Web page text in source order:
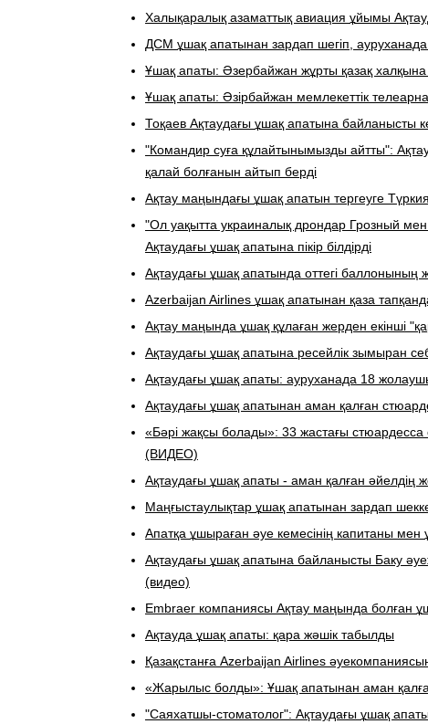
Халықаралық азаматтық авиация ұйымы
ДСМ ұшақ апатынан зардап шегіп,
Ұшақ апаты: Әзербайжан жұрты қазақ
Ұшақ апаты: Әзірбайжан мемлекеттік
Тоқаев Ақтаудағы ұшақ апатына байланысты
"Командир суға құлайтынымызды айтты":
қалай болғанын айтып берді
​Ақтау маңындағы ұшақ апатын тергеуге
"Ол уақытта украиналық дрондар Грозный
Ақтаудағы ұшақ апатына пікір білдірді
Ақтаудағы ұшақ апатында оттегі
Azerbaijan Airlines ұшақ апатынан қаза
Ақтау маңында ұшақ құлаған жерден екінші
Ақтаудағы ұшақ апатына ресейлік зымыран
Ақтаудағы ұшақ апаты: ауруханада 18
Ақтаудағы ұшақ апатынан аман қалған
«Бәрі жақсы болады»: 33 жастағы
(ВИДЕО)
Ақтаудағы ұшақ апаты - аман қалған әйелдің
​Маңғыстаулықтар ұшақ апатынан зардап
Апатқа ұшыраған әуе кемесінің капитаны мен
Ақтаудағы ұшақ апатына байланысты Баку
(видео)
Embraer компаниясы Ақтау маңында болған
Ақтауда ұшақ апаты: қара жәшік табылды
​Қазақстанға Azerbaijan Airlines
«Жарылыс болды»: Ұшақ апатынан аман
"Саяхатшы-стоматолог": Ақтаудағы ұшақ